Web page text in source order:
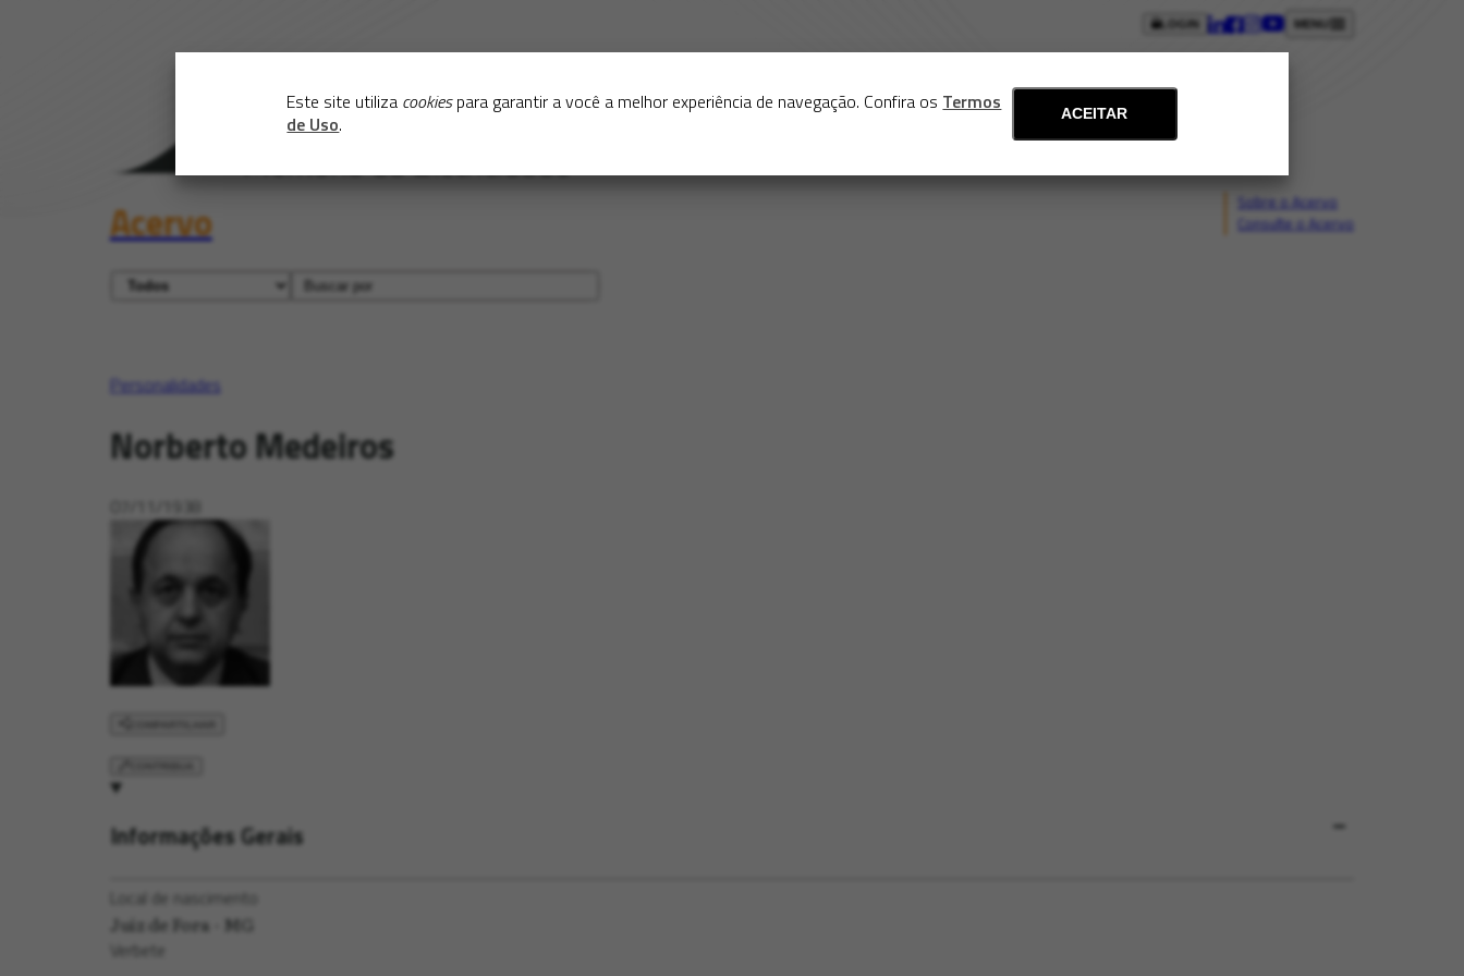
Este site utiliza cookiespara garantir a você a melhor experiência de navegação. Confira os Termos
de Uso. ACEITAR
LOGIN
Acervo
Sobre o Acervo
Consulte o Acervo
Personalidades
Norberto Medeiros
07/11/1938
Informações Gerais
Local de nascimento
Juiz de Fora - MG
Verbete